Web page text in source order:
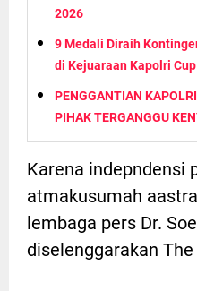
2026
9 Medali Diraih
di Kejuaraan Kapolri
PENGGANTIAN
PIHAK TERGANGGU
Karena indepndensi
atmakusumah
lembaga pers Dr.
diselenggarakan